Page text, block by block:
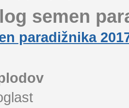
semen
paradižnika